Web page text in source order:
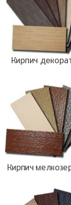
Кирпич
Кирпич